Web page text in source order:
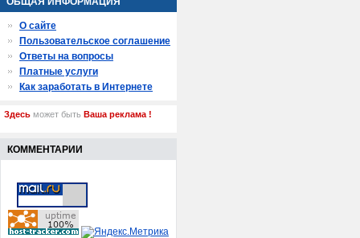
О сайте
Пользовательское соглашение
Ответы на вопросы
Платные услуги
Как заработать в Интернете
Здесь может быть Ваша реклама !
КОММЕНТАРИИ